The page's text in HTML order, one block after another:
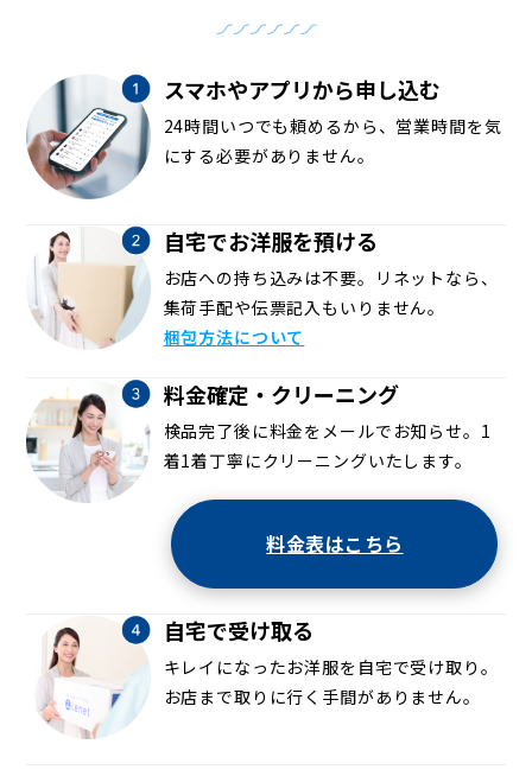
スマホやアプリから申し込む
24時間いつでも頼めるから、営業時間を気
にする必要がありません。
自宅でお洋服を預ける
お店への持ち込みは不要。リネットなら、
集荷手配や伝票記入もいりません。
梱包方法について
料金確定・クリーニング
検品完了後に料金をメールでお知らせ。1
着1着丁寧にクリーニングいたします。
料金表はこちら
自宅で受け取る
キレイになったお洋服を自宅で受け取り。
お店まで取りに行く手間がありません。